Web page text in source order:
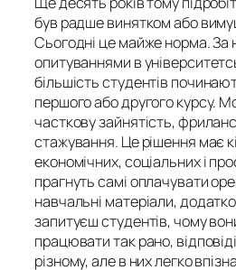
був радше винятком або
Сьогодні це майже норма.
опитуваннями в
більшість студентів
першого або другого курсу.
часткову зайнятість,
стажування. Це рішення має
економічних, соціальних і
прагнуть самі оплачувати
навчальні матеріали,
запитуєш студентів, чому
працювати так рано,
різному, але в них легко